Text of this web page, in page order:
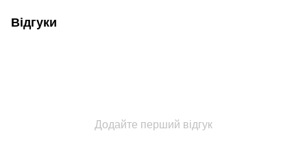
Відгуки
Додайте перший відгук